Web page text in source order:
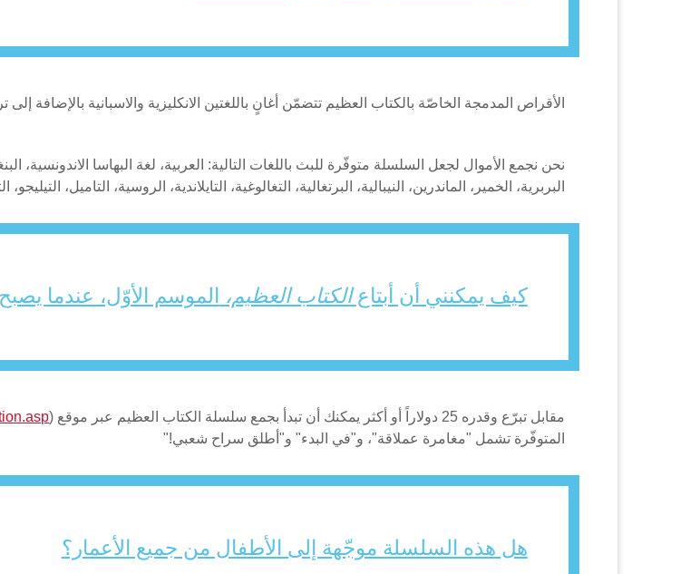
الأقراص المدمجة الخاصّة بالكتاب العظيم تتضمّن أغانٍ باللغتين الانكليزية والاسبانية بالإضافة إلى
نحن نجمع الأموال لجعل السلسلة متوفّرة للبث باللغات التالية: العربية، لغة البهاسا الاندونسية،
البربرية، الخمير، الماندرين، النيبالية، البرتغالية، التغالوغية، التايلاندية، الروسية، التاميل، التيليجو،
كيف يمكنني أن أبتاعالكتاب العظيم، الموسم الأوّل، عندما
مقابل تبرّع وقدره 25 دولاراً أو أكثر يمكنك أن تبدأ بجمع سلسلة الكتاب العظيم عبر موقع CBN.com (
المتوفّرة تشمل "مغامرة عملاقة"، و"في البدء" و"أطلق سراح شعبي!"
هل هذه السلسلة موجّهة إلى الأطفال من جميع الأعمار؟